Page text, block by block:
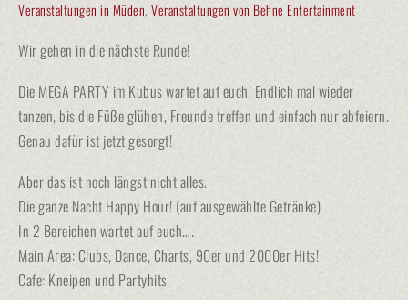
Veranstaltungen in Müden, Veranstaltungen von Behne Entertainment
Wir gehen in die nächste Runde!
Die MEGA PARTY im Kubus wartet auf euch! Endlich mal wieder
tanzen, bis die Füße glühen, Freunde treffen und einfach nur abfeiern.
Genau dafür ist jetzt gesorgt!
Aber das ist noch längst nicht alles.
Die ganze Nacht Happy Hour! (auf ausgewählte Getränke)
In 2 Bereichen wartet auf euch….
Main Area: Clubs, Dance, Charts, 90er und 2000er Hits!
Cafe: Kneipen und Partyhits